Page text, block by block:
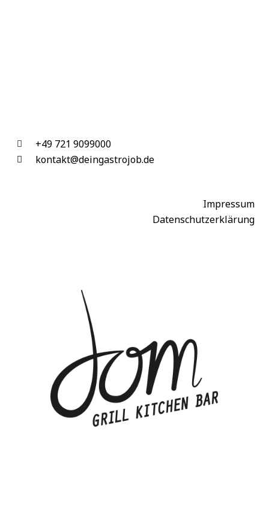
+49 721 9099000
kontakt@deingastrojob.de
Impressum
Datenschutzerklärung